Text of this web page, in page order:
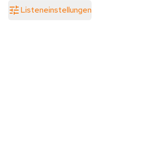
Listeneinstellungen